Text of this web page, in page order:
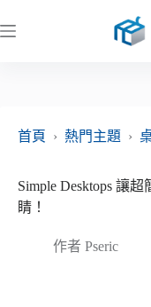
至
首頁
› 熱門主題 ›
Simple Desktops 讓
睛！
作者 Pseric